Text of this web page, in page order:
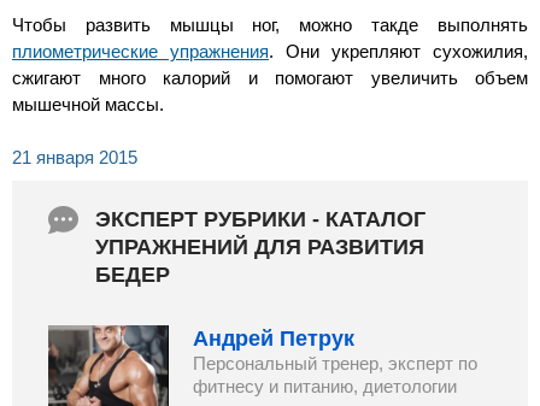
Чтобы развить мышцы ног, можно такде выполнять
плиометрические упражнения. Они укрепляют сухожилия,
сжигают много калорий и помогают увеличить объем
мышечной массы.
21 января 2015
ЭКСПЕРТ РУБРИКИ - КАТАЛОГ
УПРАЖНЕНИЙ ДЛЯ РАЗВИТИЯ
БЕДЕР
Андрей Петрук
Персональный тренер, эксперт по
фитнесу и питанию, диетологии